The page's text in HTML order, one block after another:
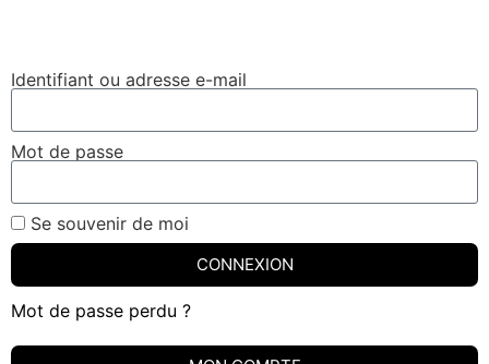
Identifiant ou adresse e-mail
Mot de passe
Se souvenir de moi
CONNEXION
Mot de passe perdu ?